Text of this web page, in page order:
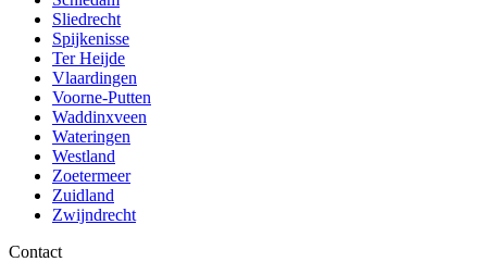
Sliedrecht
Spijkenisse
Ter Heijde
Vlaardingen
Voorne-Putten
Waddinxveen
Wateringen
Westland
Zoetermeer
Zuidland
Zwijndrecht
Contact